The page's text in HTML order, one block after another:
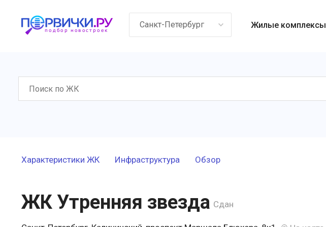
Санкт-Петербург Жилые комплексы
Характеристики ЖК Инфраструктура Обзор
ЖК Утренняя звезда Сдан